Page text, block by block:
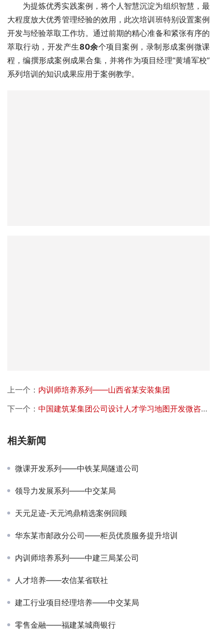
为提炼优秀实践案例，将个人智慧沉淀为组织智慧，最
大程度放大优秀管理经验的效用，此次培训班特别设置案例
开发与经验萃取工作坊。通过前期的精心准备和紧张有序的
萃取行动，开发产生80余个项目案例，录制形成案例微课
程，编撰形成案例成果合集，并将作为项目经理“黄埔军校”
系列培训的知识成果应用于案例教学。
上一个： 内训师培养系列——山西省某安装集团
下一个： 中国建筑某集团公司设计人才学习地图开发微咨询项目中国建筑某集团公司
相关新闻
微课开发系列——中铁某局隧道公司
领导力发展系列——中交某局
天元足迹-天元鸿鼎精选案例回顾
华东某市邮政分公司——柜员优质服务提升培训
内训师培养系列——中建三局某公司
人才培养——农信某省联社
建工行业项目经理培养——中交某局
零售金融——福建某城商银行